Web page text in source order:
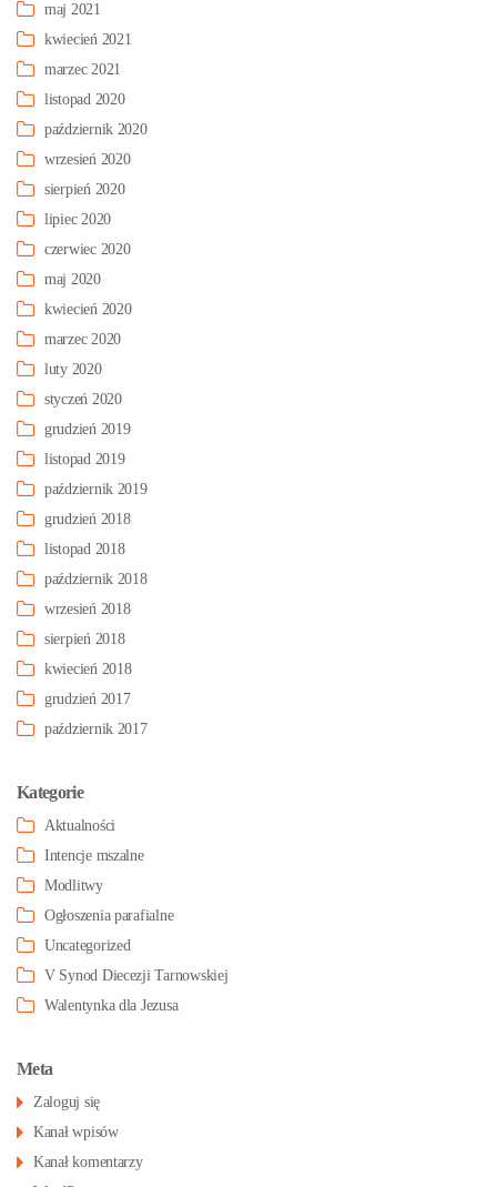
maj 2021
kwiecień 2021
marzec 2021
listopad 2020
październik 2020
wrzesień 2020
sierpień 2020
lipiec 2020
czerwiec 2020
maj 2020
kwiecień 2020
marzec 2020
luty 2020
styczeń 2020
grudzień 2019
listopad 2019
październik 2019
grudzień 2018
listopad 2018
październik 2018
wrzesień 2018
sierpień 2018
kwiecień 2018
grudzień 2017
październik 2017
Kategorie
Aktualności
Intencje mszalne
Modlitwy
Ogłoszenia parafialne
Uncategorized
V Synod Diecezji Tarnowskiej
Walentynka dla Jezusa
Meta
Zaloguj się
Kanał wpisów
Kanał komentarzy